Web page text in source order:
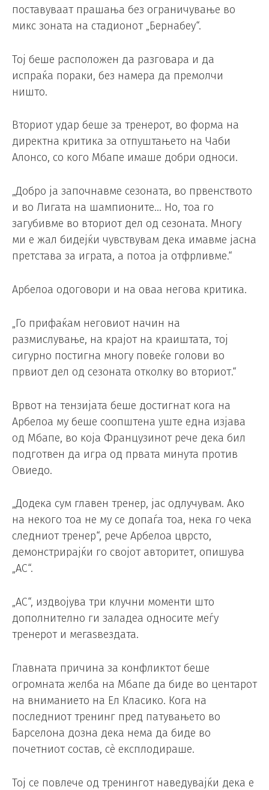
поставуваат прашања без ограничување во
микс зоната на стадионот „Бернабеу“.
Тој беше расположен да разговара и да
испраќа пораки, без намера да премолчи
ништо.
Вториот удар беше за тренерот, во форма на
директна критика за отпуштањето на Чаби
Алонсо, со кого Мбапе имаше добри односи.
„Добро ја започнавме сезоната, во првенството
и во Лигата на шампионите… Но, тоа го
загубивме во вториот дел од сезоната. Многу
ми е жал бидејќи чувствувам дека имавме јасна
претстава за играта, а потоа ја отфрливме.“
Арбелоа одоговори и на оваа негова критика.
„Го прифаќам неговиот начин на
размислување, на крајот на краиштата, тој
сигурно постигна многу повеќе голови во
првиот дел од сезоната отколку во вториот.“
Врвот на тензијата беше достигнат кога на
Арбелоа му беше соопштена уште една изјава
од Мбапе, во која Французинот рече дека бил
подготвен да игра од првата минута против
Овиедо.
„Додека сум главен тренер, јас одлучувам. Ако
на некого тоа не му се допаѓа тоа, нека го чека
следниот тренер“, рече Арбелоа цврсто,
демонстрирајќи го својот авторитет, опишува
„AС“.
„АС“, издвојува три клучни моменти што
дополнително ги заладеа односите меѓу
тренерот и мегаѕвездата.
Главната причина за конфликтот беше
огромната желба на Мбапе да биде во центарот
на вниманието на Ел Класико. Кога на
последниот тренинг пред патувањето во
Барселона дозна дека нема да биде во
почетниот состав, сè експлодираше.
Тој се повлече од тренингот наведувајќи дека е